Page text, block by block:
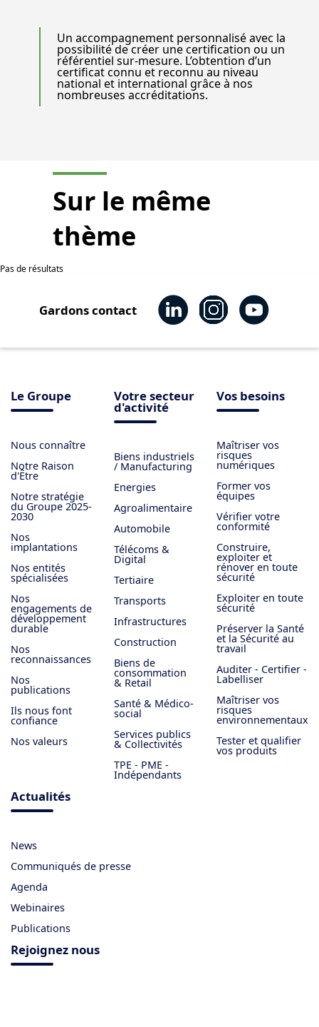
Un accompagnement personnalisé avec la
possibilité de créer une certification ou un
référentiel sur-mesure. L’obtention d’un
certificat connu et reconnu au niveau
national et international grâce à nos
nombreuses accréditations.
Sur le même
thème
Pas de résultats
Gardons contact
Le Groupe
Nous connaître
Notre Raison
d'Être
Notre stratégie
du Groupe 2025-
2030
Nos
implantations
Nos entités
spécialisées
Nos
engagements de
développement
durable
Nos
reconnaissances
Nos
publications
Ils nous font
confiance
Nos valeurs
Votre secteur
d'activité
Biens industriels
/ Manufacturing
Energies
Agroalimentaire
Automobile
Télécoms &
Digital
Tertiaire
Transports
Infrastructures
Construction
Biens de
consommation
& Retail
Santé & Médico-
social
Services publics
& Collectivités
TPE - PME -
Indépendants
Vos besoins
Maîtriser vos
risques
numériques
Former vos
équipes
Vérifier votre
conformité
Construire,
exploiter et
rénover en toute
sécurité
Exploiter en toute
sécurité
Préserver la Santé
et la Sécurité au
travail
Auditer - Certifier -
Labelliser
Maîtriser vos
risques
environnementaux
Tester et qualifier
vos produits
Actualités
News
Communiqués de presse
Agenda
Webinaires
Publications
Rejoignez nous